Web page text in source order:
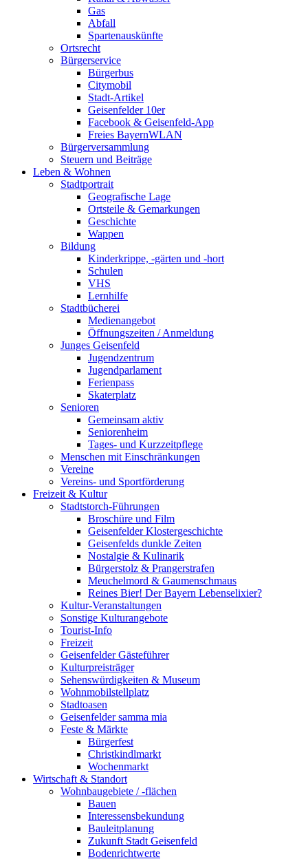
Gas
Abfall
Spartenauskünfte
Ortsrecht
Bürgerservice
Bürgerbus
Citymobil
Stadt-Artikel
Geisenfelder 10er
Facebook & Geisenfeld-App
Freies BayernWLAN
Bürgerversammlung
Steuern und Beiträge
Leben & Wohnen
Stadtportrait
Geografische Lage
Ortsteile & Gemarkungen
Geschichte
Wappen
Bildung
Kinderkrippe, -gärten und -hort
Schulen
VHS
Lernhilfe
Stadtbücherei
Medienangebot
Öffnungszeiten / Anmeldung
Junges Geisenfeld
Jugendzentrum
Jugendparlament
Ferienpass
Skaterplatz
Senioren
Gemeinsam aktiv
Seniorenheim
Tages- und Kurzzeitpflege
Menschen mit Einschränkungen
Vereine
Vereins- und Sportförderung
Freizeit & Kultur
Stadtstorch-Führungen
Broschüre und Film
Geisenfelder Klostergeschichte
Geisenfelds dunkle Zeiten
Nostalgie & Kulinarik
Bürgerstolz & Prangerstrafen
Meuchelmord & Gaumenschmaus
Reines Bier! Der Bayern Lebenselixier?
Kultur-Veranstaltungen
Sonstige Kulturangebote
Tourist-Info
Freizeit
Geisenfelder Gästeführer
Kulturpreisträger
Sehenswürdigkeiten & Museum
Wohnmobilstellplatz
Stadtoasen
Geisenfelder samma mia
Feste & Märkte
Bürgerfest
Christkindlmarkt
Wochenmarkt
Wirtschaft & Standort
Wohnbaugebiete / -flächen
Bauen
Interessensbekundung
Bauleitplanung
Zukunft Stadt Geisenfeld
Bodenrichtwerte